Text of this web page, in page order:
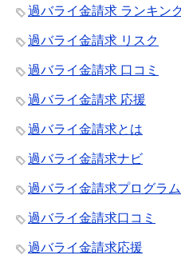
過バライ金請求 ランキン
過バライ金請求 リスク
過バライ金請求 口コミ
過バライ金請求 応援
過バライ金請求とは
過バライ金請求ナビ
過バライ金請求プログラム
過バライ金請求口コミ
過バライ金請求応援